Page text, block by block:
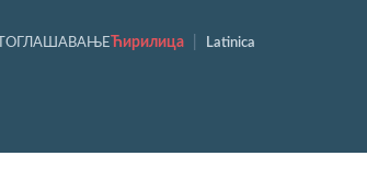
ОГЛАШАВАЊЕ Ћирилица Latinica